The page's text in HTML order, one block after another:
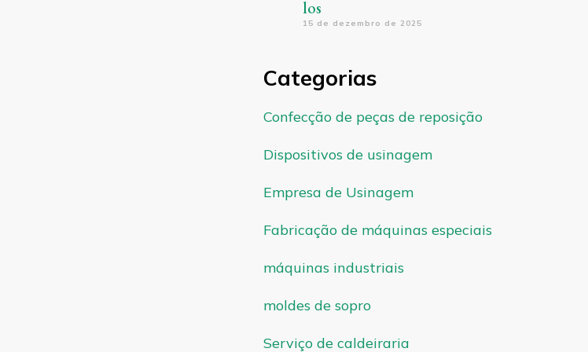
los
15 de dezembro de 2025
Categorias
Confecção de peças de reposição
Dispositivos de usinagem
Empresa de Usinagem
Fabricação de máquinas especiais
máquinas industriais
moldes de sopro
Serviço de caldeiraria